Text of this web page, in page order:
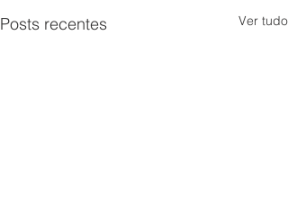
Posts recentes Ver tudo